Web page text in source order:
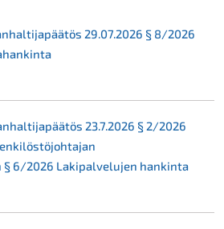
29.07.2026 § 8/2026
23.7.2026 § 2/2026
6/2026 Lakipalvelujen hankinta